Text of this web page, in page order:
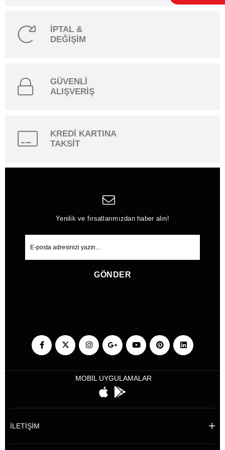
İPTAL &
DEĞİŞİM
GÜVENLİ
ALIŞVERİŞ
KREDİ KARTINA
TAKSİT
Yenilik ve fırsatlarımızdan haber alın!
GÖNDER
MOBİL UYGULAMALAR
İLETİŞİM